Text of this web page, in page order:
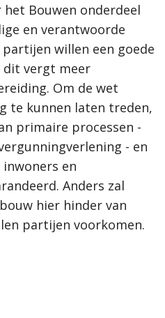
Bouwen onderdeel
en verantwoorde
willen een goede
dit vergt meer
Om de wet
te kunnen laten treden,
primaire processen -
- en
en
Anders zal
hier hinder van
partijen voorkomen.